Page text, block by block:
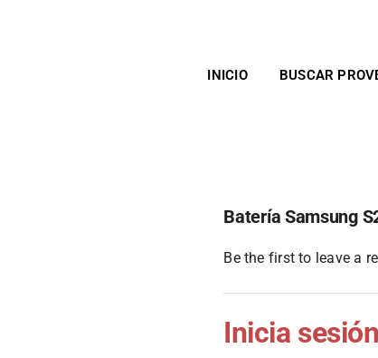
INICIO
BUSCAR
Batería Samsung
Be the first to leave a
Inicia